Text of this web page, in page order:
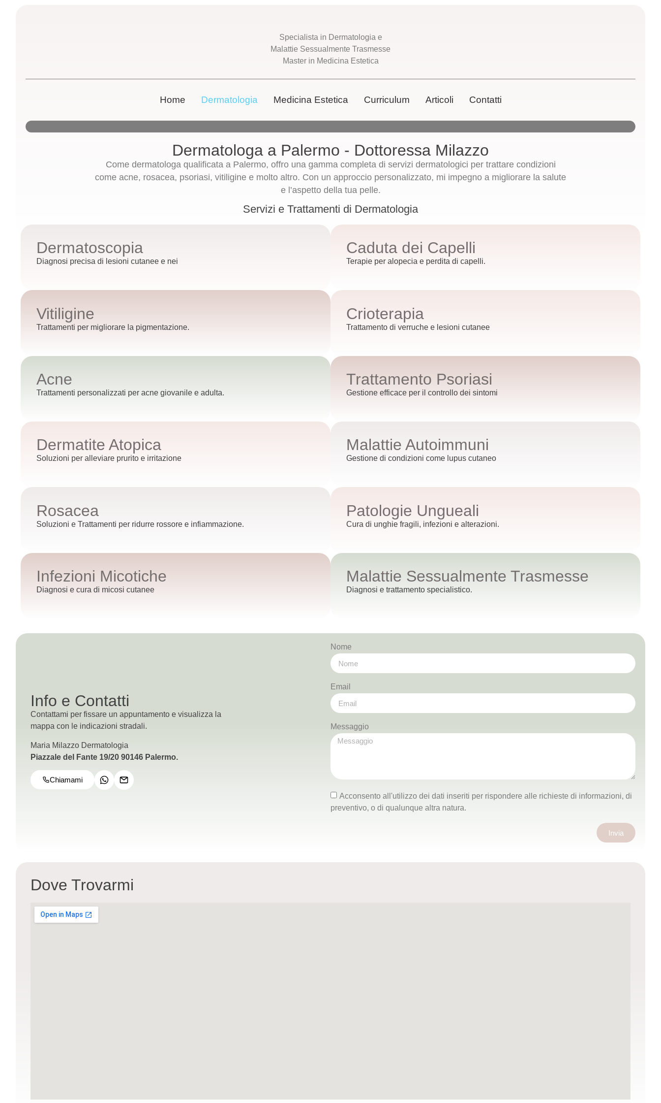
Specialista in Dermatologia e
Malattie Sessualmente Trasmesse
Master in Medicina Estetica
Home Dermatologia Medicina Estetica Curriculum Articoli Contatti
Dermatologa a Palermo - Dottoressa Milazzo
Come dermatologa qualificata a Palermo, offro una gamma completa di servizi dermatologici per trattare condizioni
come acne, rosacea, psoriasi, vitiligine e molto altro. Con un approccio personalizzato, mi impegno a migliorare la salute
e l’aspetto della tua pelle.
Servizi e Trattamenti di Dermatologia
Dermatoscopia
Diagnosi precisa di lesioni cutanee e nei
Caduta dei Capelli
Terapie per alopecia e perdita di capelli.
Vitiligine
Trattamenti per migliorare la pigmentazione.
Crioterapia
Trattamento di verruche e lesioni cutanee
Acne
Trattamenti personalizzati per acne giovanile e adulta.
Trattamento Psoriasi
Gestione efficace per il controllo dei sintomi
Dermatite Atopica
Soluzioni per alleviare prurito e irritazione
Malattie Autoimmuni
Gestione di condizioni come lupus cutaneo
Rosacea
Soluzioni e Trattamenti per ridurre rossore e infiammazione.
Patologie Ungueali
Cura di unghie fragili, infezioni e alterazioni.
Infezioni Micotiche
Diagnosi e cura di micosi cutanee
Malattie Sessualmente Trasmesse
Diagnosi e trattamento specialistico.
Info e Contatti
Contattami per fissare un appuntamento e visualizza la
mappa con le indicazioni stradali.
Maria Milazzo Dermatologia
Piazzale del Fante 19/20 90146 Palermo.
Chiamami
Nome
Email
Messaggio
Acconsento all'utilizzo dei dati inseriti per rispondere alle richieste di informazioni, di
preventivo, o di qualunque altra natura.
Invia
Dove Trovarmi